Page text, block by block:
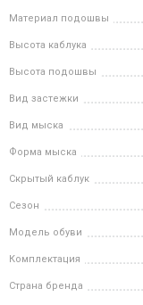
Материал подошвы
Высота каблука
Высота подошвы
Вид застежки
Вид мыска
Форма мыска
Скрытый каблук
Сезон
Модель обуви
Комплектация
Страна бренда